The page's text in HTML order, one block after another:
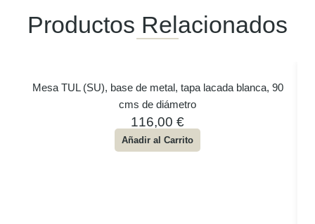
Productos Relacionados
Mesa TUL (SU), base de metal, tapa lacada blanca, 90
cms de diámetro
116,00 €
Añadir al Carrito